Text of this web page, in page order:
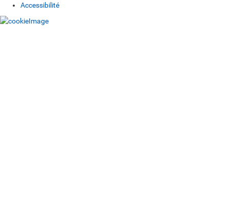
Accessibilité